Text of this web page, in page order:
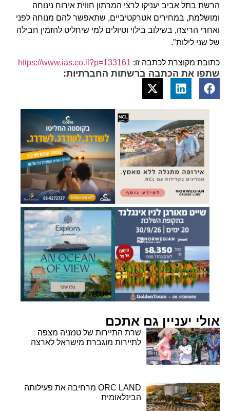
הרשת בתל אביב יעניקו לרצי המרתון חווית אירוח נינוחה
ומושלמת, במחירים אטרקטיביים, שתאפשר להם מנוחה לפני
ואחרי הריצה, בשילוב בילוי וטיולים למי שיחליט להזמין חבילה
של שני לילות".
כתובת מקוצרת לכתבה זו: https://www.ias.co.il?p=133161
שתפו את הכתבה ברשתות החברתיות:
אולי יעניין גם אתכם
שרת התיירות של טנזניה מצפה
לתיירות מוגברת מישראל לארצה
ORC LAND מרחיבה את פעילותה
הבינלאומית